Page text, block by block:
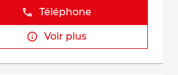
Téléphone
Voir plus